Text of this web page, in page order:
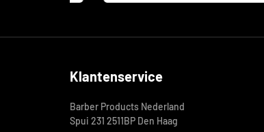
Klantenservice
Barber Products Nederland
Spui 231 2511BP Den Haag